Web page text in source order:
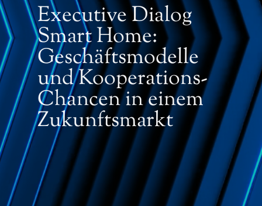
Executive Dialog
Smart Home:
Geschäftsmodelle
und Kooperations-
Chancen in einem
Zukunftsmarkt